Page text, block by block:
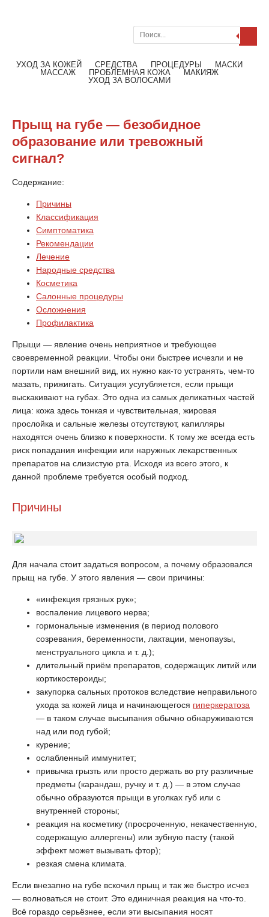
УХОД ЗА КОЖЕЙ СРЕДСТВА ПРОЦЕДУРЫ
МАСКИ
МАССАЖ
ПРОБЛЕМНАЯ КОЖА
МАКИЯЖ
УХОД ЗА ВОЛОСАМИ
Прыщ на губе — безобидное
образование или тревожный
сигнал?
Содержание:
Причины
Классификация
Симптоматика
Рекомендации
Лечение
Народные средства
Косметика
Салонные процедуры
Осложнения
Профилактика
Прыщи — явление очень неприятное и требующее
своевременной реакции. Чтобы они быстрее исчезли и не
портили нам внешний вид, их нужно как-то устранять, чем-то
мазать, прижигать. Ситуация усугубляется, если прыщи
выскакивают на губах. Это одна из самых деликатных частей
лица: кожа здесь тонкая и чувствительная, жировая
прослойка и сальные железы отсутствуют, капилляры
находятся очень близко к поверхности. К тому же всегда есть
риск попадания инфекции или наружных лекарственных
препаратов на слизистую рта. Исходя из всего этого, к
данной проблеме требуется особый подход.
Причины
Для начала стоит задаться вопросом, а почему образовался
прыщ на губе. У этого явления — свои причины:
«инфекция грязных рук»;
воспаление лицевого нерва;
гормональные изменения (в период полового
созревания, беременности, лактации, менопаузы,
менструального цикла и т. д.);
длительный приём препаратов, содержащих литий или
кортикостероиды;
закупорка сальных протоков вследствие неправильного
ухода за кожей лица и начинающегося гиперкератоза
— в таком случае высыпания обычно обнаруживаются
над или под губой;
курение;
ослабленный иммунитет;
привычка грызть или просто держать во рту различные
предметы (карандаш, ручку и т. д.) — в этом случае
обычно образуются прыщи в уголках губ или с
внутренней стороны;
реакция на косметику (просроченную, некачественную,
содержащую аллергены) или зубную пасту (такой
эффект может вызывать фтор);
резкая смена климата.
Если внезапно на губе вскочил прыщ и так же быстро исчез
— волноваться не стоит. Это единичная реакция на что-то.
Всё гораздо серьёзнее, если эти высыпания носят